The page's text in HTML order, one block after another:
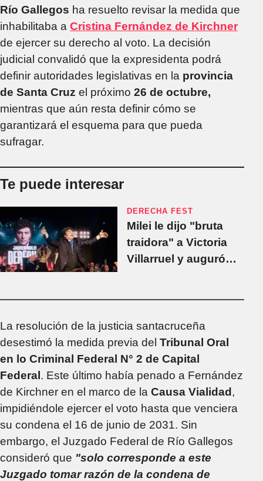
Río Gallegos ha resuelto revisar la medida que
inhabilitaba a Cristina Fernández de Kirchner
de ejercer su derecho al voto. La decisión
judicial convalidó que la expresidenta podrá
definir autoridades legislativas en la provincia
de Santa Cruz el próximo 26 de octubre,
mientras que aún resta definir cómo se
garantizará el esquema para que pueda
sufragar.
Te puede interesar
DERECHA FEST
Milei le dijo "bruta
traidora" a Victoria
Villarruel y auguró
octubre
La resolución de la justicia santacruceña
desestimó la medida previa del Tribunal Oral
en lo Criminal Federal N° 2 de Capital
Federal . Este último había penado a Fernández
de Kirchner en el marco de la Causa Vialidad ,
impidiéndole ejercer el voto hasta que venciera
su condena el 16 de junio de 2031. Sin
embargo, el Juzgado Federal de Río Gallegos
consideró que "solo corresponde a este
Juzgado tomar razón de la condena de